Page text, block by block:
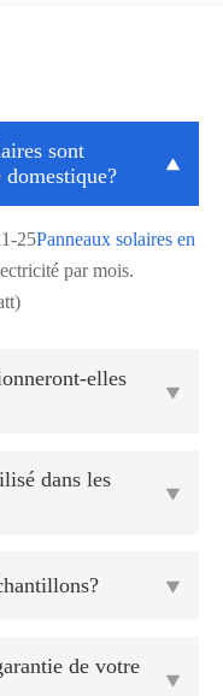
sont
domestique?

25Panneaux solaires en
par mois.
elles

dans les


de votre
